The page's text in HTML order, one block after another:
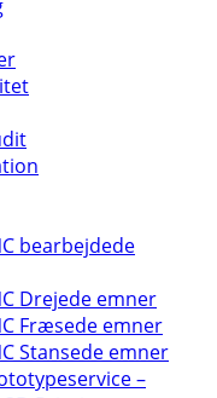
bearbejdede
Drejede emner
Fræsede emner
Stansede emner
–